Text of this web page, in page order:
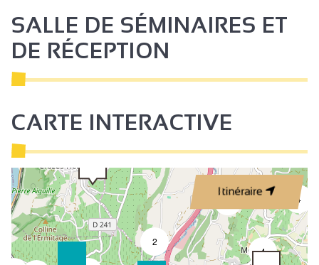
SALLE DE SÉMINAIRES ET
DE RÉCEPTION
CARTE INTERACTIVE
Itinéraire
2
4
4